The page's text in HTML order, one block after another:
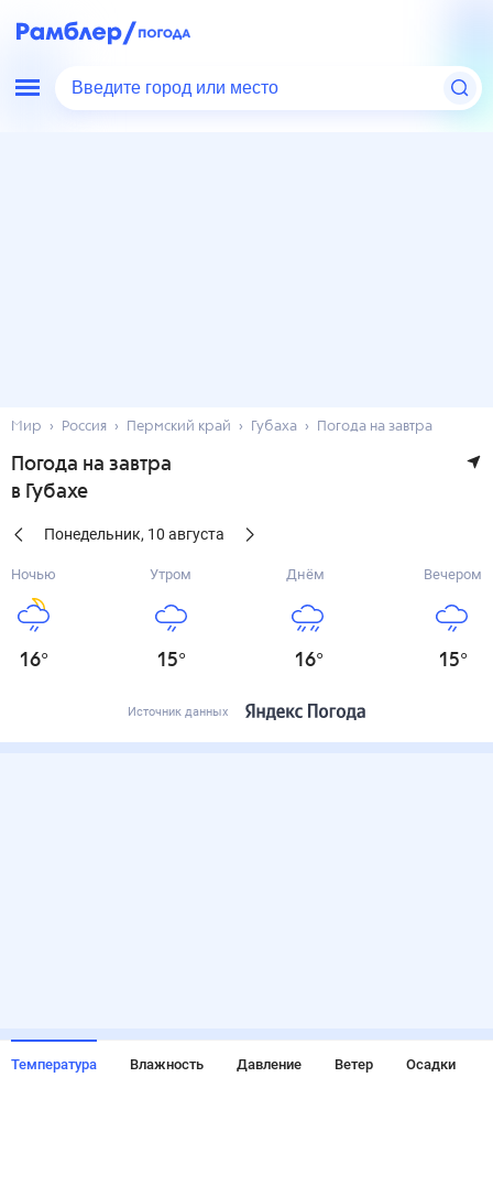
Введите город или место
Мир Россия Пермский край Губаха Погода на завтра
Погода на завтра
в Губахе
Понедельник, 10 августа
Ночью
16°
Утром
15°
Днём
16°
Вечером
15°
Источник данных
Температура Влажность Давление Ветер Осадки